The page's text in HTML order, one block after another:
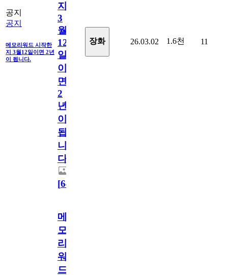
공지
공지
메모리워드 시작한
지 3월12일이면 2년
이 됩니다.
지
3
월
12
일
이
면
2
년
이
됩
니
다.
[64
장화 26.03.02 1.6천 11
메
모
리
워
드